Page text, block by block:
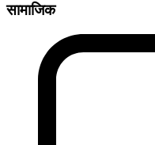
सामाजिक